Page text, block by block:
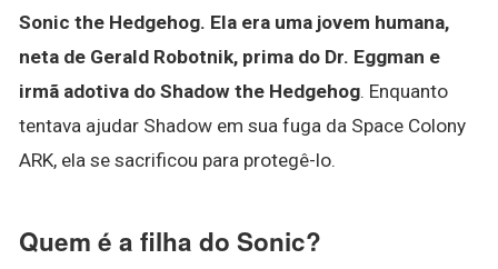
Sonic the Hedgehog. Ela era uma jovem humana,
neta de Gerald Robotnik, prima do Dr. Eggman e
irmã adotiva do Shadow the Hedgehog. Enquanto
tentava ajudar Shadow em sua fuga da Space Colony
ARK, ela se sacrificou para protegê-lo.
Quem é a filha do Sonic?